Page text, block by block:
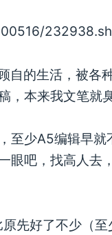
自的生活，被各
，本来我文笔就
至少A5编辑早就
眼吧，找高人去
先好了不少（